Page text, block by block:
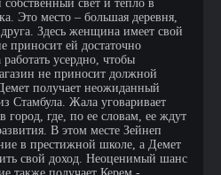
свет и тепло в
Это место – большая деревня,
Здесь женщина имеет свой
приносит ей достаточно
усердно, чтобы
не приносит должной
получает неожиданный
Стамбула. Жала уговаривает
где, по ее словам, ее ждут
В этом месте Зейнеп
в престижной школе, а Демет
свой доход. Неоценимый шанс